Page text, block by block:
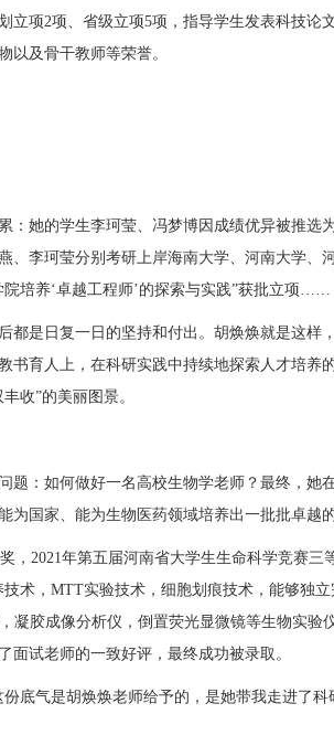
立项2项、省级立项5项，指导学生发表科技论
以及骨干教师等荣誉。
：她的学生李珂莹、冯梦博因成绩优异被推选
、李珂莹分别考研上岸海南大学、河南大学、
院培养‘卓越工程师’的探索与实践”获批立项……
都是日复一日的坚持和付出。胡焕焕就是这样
书育人上，在科研实践中持续地探索人才培养
丰收”的美丽图景。
题：如何做好一名高校生物学老师？最终，她
为国家、能为生物 医药领域培养出一批批卓越
，2021年第五届河南省大学生生命科学竞赛三
技术，MTT实验技术，细胞划痕技术，能够独立
凝胶成像分析仪，倒置荧光显微镜等生物实验
面试老师的一致好评，最终成功被录取。
底气是胡焕焕老师给予的，是她带我走进了